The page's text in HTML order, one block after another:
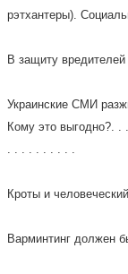
рэтхантеры).
В защиту
Украинские СМИ
Кому это выгодно?.
. . . . . . . . . .
Кроты и
Варминтинг должен